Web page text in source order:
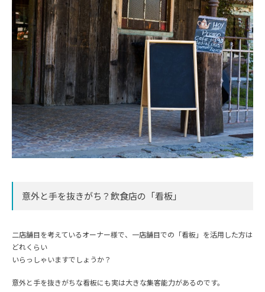
意外と手を抜きがち？飲食店の「看板」
二店舗目を考えているオーナー様で、一店舗目での「看板」を活用した方は
どれくらい
いらっしゃいますでしょうか？
意外と手を抜きがちな看板にも実は大きな集客能力があるのです。